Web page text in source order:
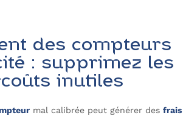
des compteurs
: supprimez les
inutiles
mal calibrée peut générer des frais